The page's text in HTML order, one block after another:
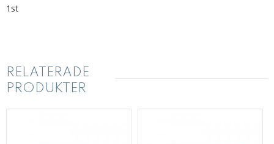
1st
RELATERADE
PRODUKTER